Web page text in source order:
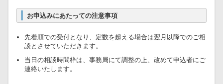
お申込みにあたっての注意事項
先着順での受付となり、定数を超える場合は翌月以降でのご相
談とさせていただきます。
当日の相談時間枠は、事務局にて調整の上、改めて申込者にご
連絡いたします。